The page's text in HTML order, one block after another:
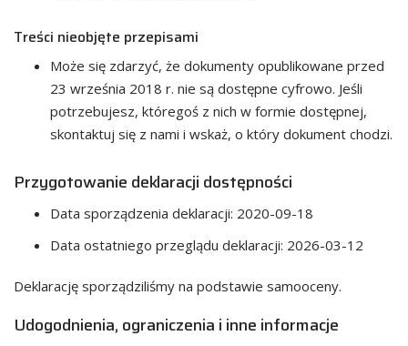
Treści nieobjęte przepisami
Może się zdarzyć, że dokumenty opublikowane przed
23 września 2018 r. nie są dostępne cyfrowo. Jeśli
potrzebujesz, któregoś z nich w formie dostępnej,
skontaktuj się z nami i wskaż, o który dokument chodzi.
Przygotowanie deklaracji dostępności
Data sporządzenia deklaracji: 2020-09-18
Data ostatniego przeglądu deklaracji: 2026-03-12
Deklarację sporządziliśmy na podstawie samooceny.
Udogodnienia, ograniczenia i inne informacje